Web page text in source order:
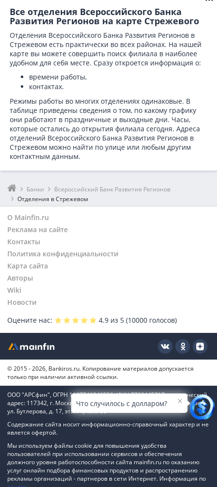
Все отделения Всероссийского Банка
Развития Регионов на карте Стрежевого
Отделения Всероссийского Банка Развития Регионов в
Стрежевом есть практически во всех районах. На нашей
карте вы можете совершить поиск филиала в наиболее
удобном для себя месте. Сразу откроется информация о:
времени работы,
контактах.
Режимы работы во многих отделениях одинаковые. В
таблице приведены сведения о том, по какому графику
они работают в праздничные и выходные дни. Часы,
которые остались до открытия филиала сегодня. Адреса
отделений Всероссийского Банка Развития Регионов в
Стрежевом можно найти по улице или любым другим
контактным данным.
Банки
Всероссийский Банк Развития Регионов
Отделения в Стрежевом
О Mainfin.ru
Реклама на сайте
Контакты
Политика конфиденциальности
Карта сайта
Авторы
Wiki
Новости
Оцените нас:
4.9 из 5 (10000 голосов)
© 2015 - 2026, Bankiros.ru. Копирование материалов допускается
только при наличии активной ссылки.
ООО "АРСфин", ОГРН 1187746346556, ИНН 7722445717, юридический
адрес: 117342, г. Москва, вн. тер. г. муниципальный округ Коньково,
ул. Бутлерова, д. 17, этаж 4, ком. 66
Содержание сайта носит информационно-справочный характер и не
явлется офертой.
Мы используем файлы cookie для повышения удобства
пользователей при использовании сервисов и обеспечения
должного уровня работоспособности сайта mainfin.ru по оказанию
услуг онлайн подбора финансовых продуктов и распространению
рекламы организаций - партнеров в сети Интернет. Информация по
Что случилось с долларом?